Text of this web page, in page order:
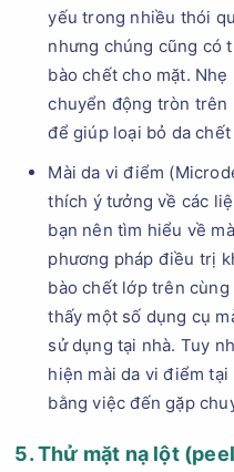
yếu trong nhiều thói
nhưng chúng cũng có
bào chết cho mặt.
chuyển động tròn trên
để giúp loại bỏ da
Mài da vi điểm
thích ý tưởng về các
bạn nên tìm hiểu về
phương pháp điều trị
bào chết lớp trên cùng
thấy một số dụng cụ
sử dụng tại nhà. Tuy
hiện mài da vi điểm
bằng việc đến gặp
5. Thử mặt nạ lột